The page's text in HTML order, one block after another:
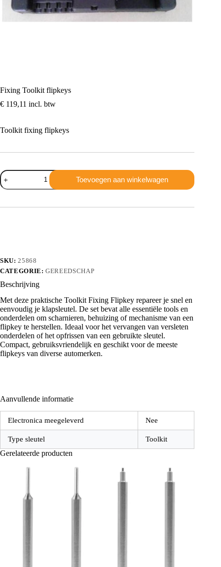
Fixing Toolkit flipkeys
€ 119,11 incl. btw
Toolkit fixing flipkeys
Fixing
Toolkit
flipkeys
Toevoegen aan winkelwagen
SKU:25868
CATEGORIE:GEREEDSCHAP
Beschrijving
Met deze praktische Toolkit Fixing Flipkey repareer je snel en
eenvoudig je klapsleutel. De set bevat alle essentiële tools en
onderdelen om scharnieren, behuizing of mechanisme van een
flipkey te herstellen. Ideaal voor het vervangen van versleten
onderdelen of het opfrissen van een gebruikte sleutel.
Compact, gebruiksvriendelijk en geschikt voor de meeste
flipkeys van diverse automerken.
Aanvullende informatie
Electronica meegeleverd Nee
Type sleutel Toolkit
Gerelateerde producten